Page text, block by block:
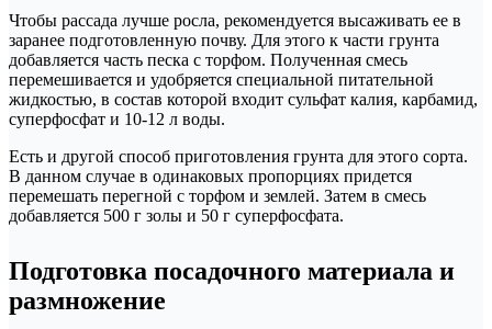
Чтобы рассада лучше росла, рекомендуется высаживать ее в
заранее подготовленную почву. Для этого к части грунта
добавляется часть песка с торфом. Полученная смесь
перемешивается и удобряется специальной питательной
жидкостью, в состав которой входит сульфат калия, карбамид,
суперфосфат и 10-12 л воды.
Есть и другой способ приготовления грунта для этого сорта.
В данном случае в одинаковых пропорциях придется
перемешать перегной с торфом и землей. Затем в смесь
добавляется 500 г золы и 50 г суперфосфата.
Подготовка посадочного материала и
размножение